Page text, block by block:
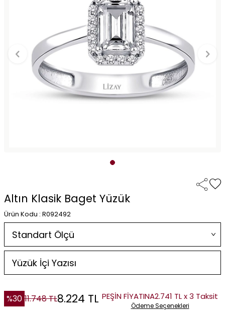
Altın Klasik Baget Yüzük
Ürün Kodu : R092492
%30 11.748TL8.224 TL PEŞİN FİYATINA2.741 TL x 3 Taksit
Ödeme Seçenekleri